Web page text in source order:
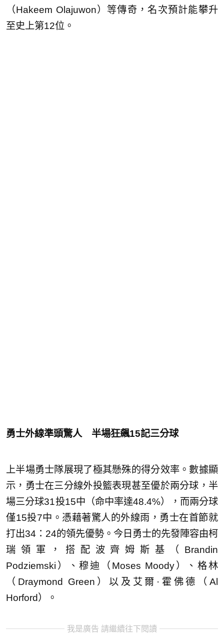
（Hakeem Olajuwon）等傳奇，名次預計能攀升
至史上第12位。
勇士外線準頭驚人 半場狂飆15記三分球
上半場勇士隊展現了極其懸殊的得分效率。數據顯
示，勇士在三分線外投籃表現甚至優於兩分球，半
場三分球31投15中（命中率達48.4%），而兩分球
僅15投7中。憑藉著驚人的外線雨，勇士在首節就
打出34：24的領先優勢。今日勇士的先發陣容由柯
瑞領軍，搭配波齊姆斯基（Brandin
Podziemski）、穆迪（Moses Moody）、格林
（Draymond Green）以及艾爾·霍佛德（Al
Horford）。
我是廣告 請繼續往下閱讀